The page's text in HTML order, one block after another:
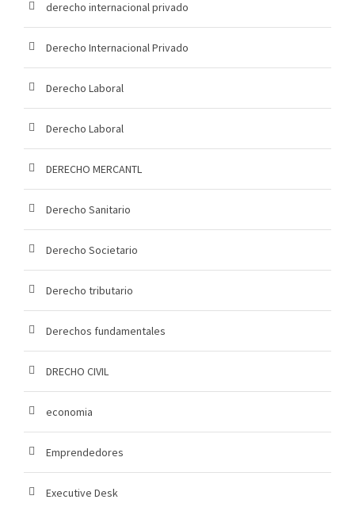
derecho internacional privado
Derecho Internacional Privado
Derecho Laboral
Derecho Laboral
DERECHO MERCANTL
Derecho Sanitario
Derecho Societario
Derecho tributario
Derechos fundamentales
DRECHO CIVIL
economia
Emprendedores
Executive Desk